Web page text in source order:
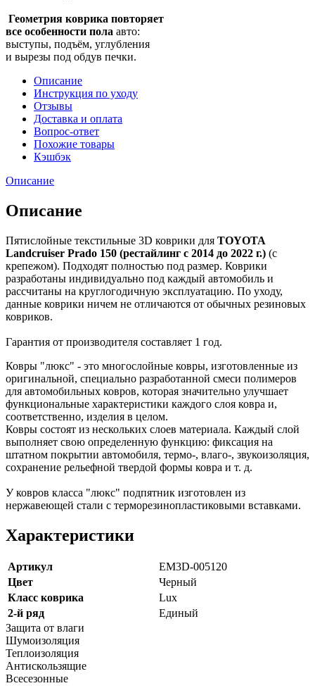
Геометрия коврика повторяет
все особенности пола авто:
выступы, подъём, углубления
и вырезы под обдув печки.
Описание
Инструкция по уходу
Отзывы
Доставка и оплата
Вопрос-ответ
Похожие товары
Кэшбэк
Описание
Описание
Пятислойные текстильные 3D коврики для TOYOTA
Landcruiser Prado 150 (рестайлинг с 2014 до 2022 г.) (с
крепежом). Подходят полностью под размер. Коврики
разработаны индивидуально под каждый автомобиль и
рассчитаны на круглогодичную эксплуатацию. По уходу,
данные коврики ничем не отличаются от обычных резиновых
ковриков.
Гарантия от производителя составляет 1 год.
Ковры "люкс" - это многослойные ковры, изготовленные из
оригинальной, специально разработанной смеси полимеров
для автомобильных ковров, которая значительно улучшает
функциональные характеристики каждого слоя ковра и,
соответственно, изделия в целом.
Ковры состоят из нескольких слоев материала. Каждый слой
выполняет свою определенную функцию: фиксация на
штатном покрытии автомобиля, термо-, влаго-, звукоизоляция,
сохранение рельефной твердой формы ковра и т. д.
У ковров класса "люкс" подпятник изготовлен из
нержавеющей стали с терморезинопластиковыми вставками.
Характеристики
Артикул
EM3D-005120
Цвет
Черный
Класс коврика
Lux
2-й ряд
Единый
Защита от влаги
Шумоизоляция
Теплоизоляция
Антискользящие
Всесезонные